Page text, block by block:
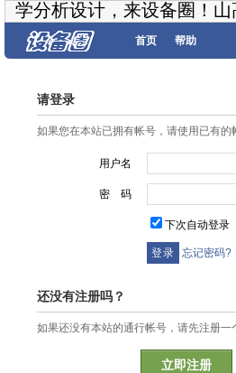
学分析设计，来设备圈！
首页 帮助
请登录
如果您在本站已拥有帐号，请使用已有
用户名
密 码
下次自动登录
忘记密码?
还没有注册吗？
如果还没有本站的通行帐号，请先注册一
立即注册